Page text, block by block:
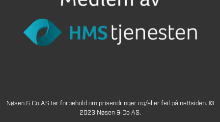
Nøsen & Co AS tar forbehold om prisendringer og/eller feil på nettsiden. ©
2023 Nøsen & Co AS.